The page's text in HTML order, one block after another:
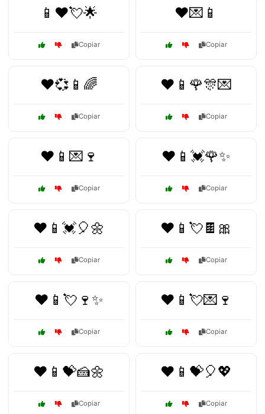
📱❤️💘🌟
Copiar
❤️💌📱
Copiar
❤️💞📱🌈
Copiar
❤️📱🌹🎊💌
Copiar
❤️📱💌🍷
Copiar
❤️📱💓🌹✨
Copiar
❤️📱💓🎈🌼
Copiar
❤️📱💘🍫🎀
Copiar
❤️📱💘🍷✨
Copiar
❤️📱💘💌🍷
Copiar
❤️📱💝🍰🌼
Copiar
❤️📱💝🎈💖
Copiar